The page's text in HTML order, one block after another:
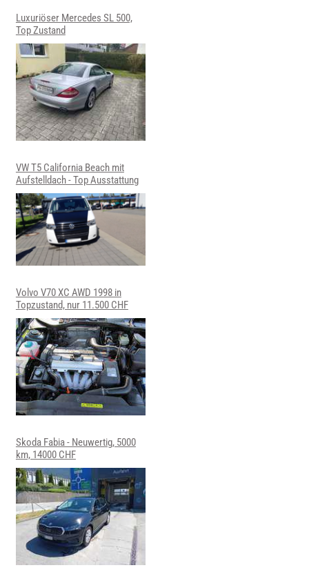
Luxuriöser Mercedes SL 500,
Top Zustand
VW T5 California Beach mit
Aufstelldach - Top Ausstattung
Volvo V70 XC AWD 1998 in
Topzustand, nur 11.500 CHF
Skoda Fabia - Neuwertig, 5000
km, 14000 CHF